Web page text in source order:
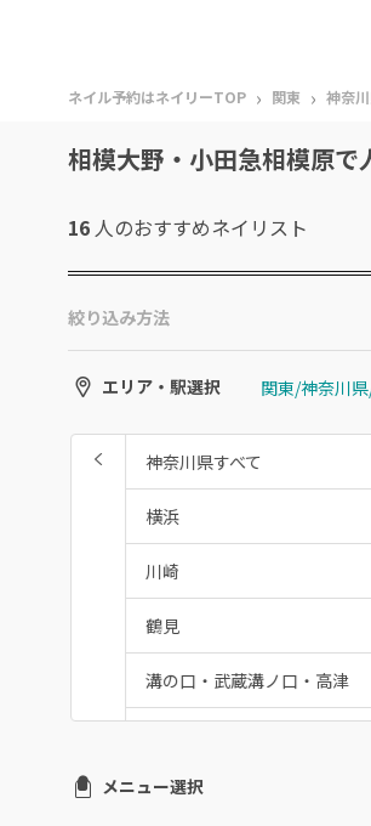
ネイル予約はネイリーTOP › 関東 › 神奈
相模大野・小田急相模原で
16 人のおすすめネイリスト
絞り込み方法
エリア・駅選択
神奈川県すべて
横浜
川崎
鶴見
溝の口・武蔵溝ノ口・高津
本厚木・海老名・伊勢原
メニュー選択